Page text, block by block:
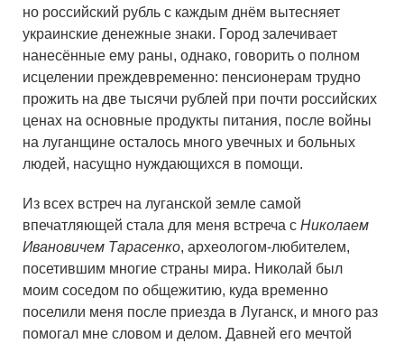
но российский рубль с каждым днём вытесняет
украинские денежные знаки. Город залечивает
нанесённые ему раны, однако, говорить о полном
исцелении преждевременно: пенсионерам трудно
прожить на две тысячи рублей при почти российских
ценах на основные продукты питания, после войны
на луганщине осталось много увечных и больных
людей, насущно нуждающихся в помощи.
Из всех встреч на луганской земле самой
впечатляющей стала для меня встреча с Николаем
Ивановичем Тарасенко, археологом-любителем,
посетившим многие страны мира. Николай был
моим соседом по общежитию, куда временно
поселили меня после приезда в Луганск, и много раз
помогал мне словом и делом. Давней его мечтой